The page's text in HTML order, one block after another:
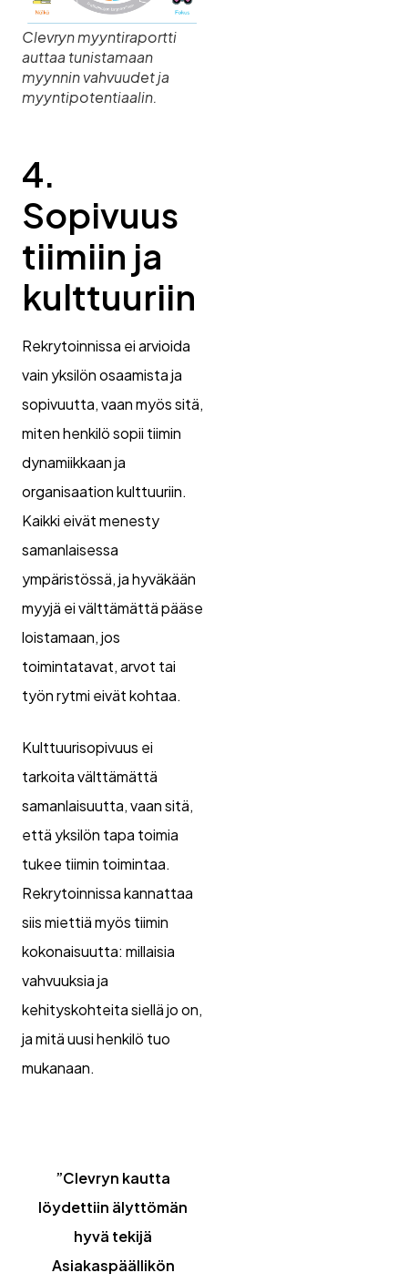
Clevryn myyntiraportti
auttaa tunistamaan
myynnin vahvuudet ja
myyntipotentiaalin.
4.
Sopivuus
tiimiin ja
kulttuuriin
Rekrytoinnissa ei arvioida
vain yksilön osaamista ja
sopivuutta, vaan myös sitä,
miten henkilö sopii tiimin
dynamiikkaan ja
organisaation kulttuuriin.
Kaikki eivät menesty
samanlaisessa
ympäristössä, ja hyväkään
myyjä ei välttämättä pääse
loistamaan, jos
toimintatavat, arvot tai
työn rytmi eivät kohtaa.
Kulttuurisopivuus ei
tarkoita välttämättä
samanlaisuutta, vaan sitä,
että yksilön tapa toimia
tukee tiimin toimintaa.
Rekrytoinnissa kannattaa
siis miettiä myös tiimin
kokonaisuutta: millaisia
vahvuuksia ja
kehityskohteita siellä jo on,
ja mitä uusi henkilö tuo
mukanaan.
”Clevryn kautta
löydettiin älyttömän
hyvä tekijä
Asiakaspäällikön